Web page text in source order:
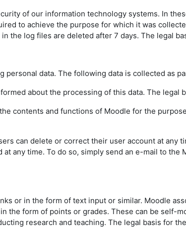
of our information technology systems. In
to achieve the purpose for which it was
the log files are deleted after 7 days. The legal
data. The following data is collected as
about the processing of this data. The legal
contents and functions of Moodle for the
can delete or correct their user account at any
any time. To do so, simply send an e-mail to the
or in the form of text input or similar. Moodle
the form of points or grades. These can be self-
research and teaching. The legal basis for